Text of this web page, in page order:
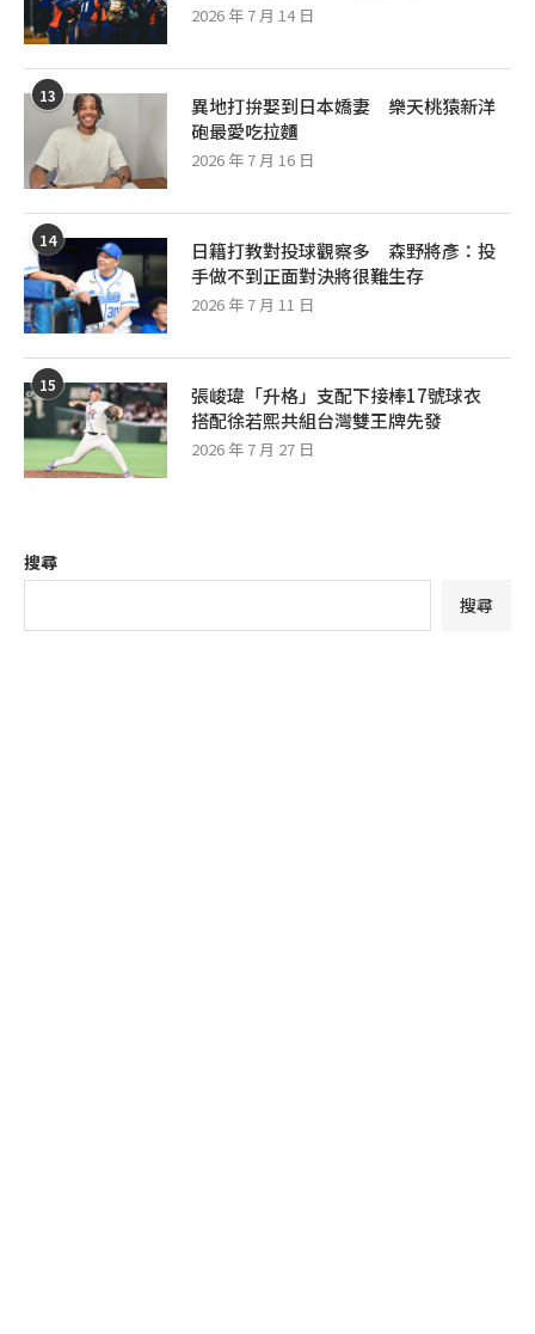
2026 年 7 月 14 日
13
異地打拚娶到日本嬌妻 樂天桃猿新洋
砲最愛吃拉麵
2026 年 7 月 16 日
14
日籍打教對投球觀察多 森野將彥：投
手做不到正面對決將很難生存
2026 年 7 月 11 日
15
張峻瑋「升格」支配下接棒17號球衣
搭配徐若熙共組台灣雙王牌先發
2026 年 7 月 27 日
搜尋
搜尋